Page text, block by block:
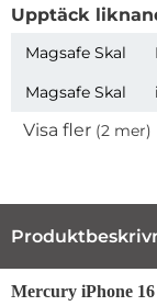
Upptäck
Magsafe Skal
Magsafe Skal
Visa fler (2 mer)
Mercury iPhone